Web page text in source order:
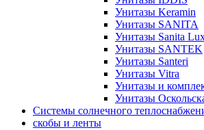
Унитазы Keramin
Унитазы SANITA
Унитазы Sanita
Унитазы SANTEK
Унитазы Santeri
Унитазы Vitra
Унитазы и
Унитазы
Системы солнечного
скобы и ленты